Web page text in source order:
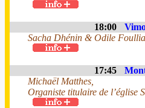
18:00
Sacha Dhénin & Odile
17:45
Michaël Matthes,
Organiste titulaire de l’église